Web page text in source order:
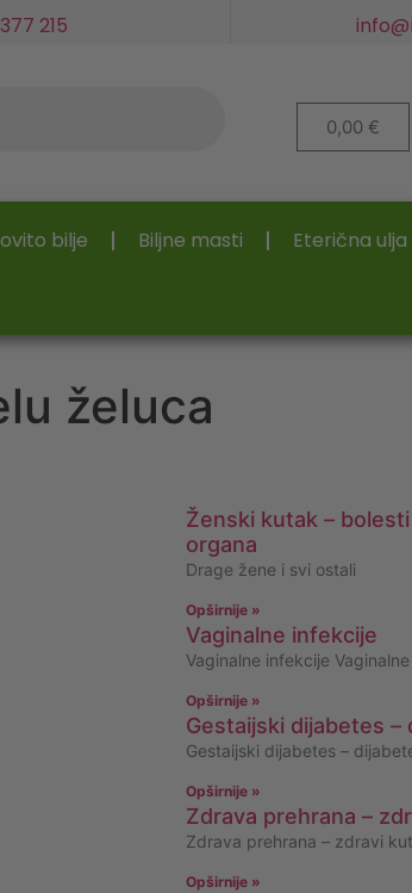
215
0,00€
bilje Biljne masti
Eterična ulja
želuca
Ženski kutak –
organa
Drage žene i svi ostali
Opširnije »
Vaginalne infekcije
Vaginalne infekcije
Opširnije »
Gestaijski dijabetes
Gestaijski dijabetes –
Opširnije »
Zdrava prehrana –
Zdrava prehrana – zdravi
Opširnije »